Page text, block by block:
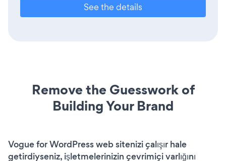
See the details
Remove the Guesswork of
Building Your Brand
Vogue for WordPress web sitenizi çalışır hale
getirdiyseniz, işletmelerinizin çevrimiçi varlığını